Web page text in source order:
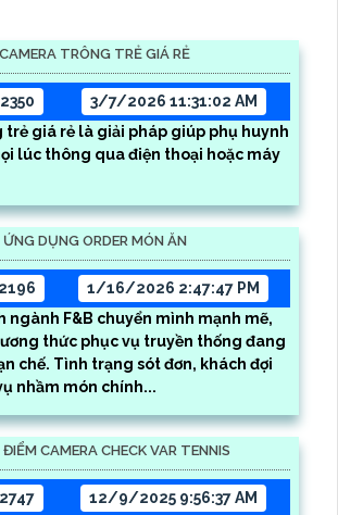
CAMERA TRÔNG TRẺ GIÁ RẺ
3/7/2026 11:31:02 AM
giá rẻ là giải pháp giúp phụ huynh
lúc thông qua điện thoại hoặc máy
ỨNG DỤNG ORDER MÓN ĂN
1/16/2026 2:47:47 PM
ngành F&B chuyển mình mạnh mẽ,
thức phục vụ truyền thống đang
chế. Tình trạng sót đơn, khách đợi
nhầm món chính...
CAMERA CHECK VAR TENNIS
12/9/2025 9:56:37 AM